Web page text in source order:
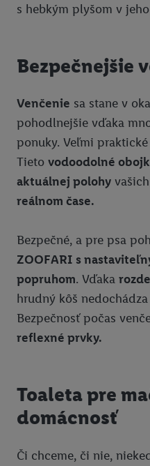
s hebkým plyšom v
Bezpečnejšie
Venčenie sa stane v
pohodlnejšie vďaka
ponuky. Veľmi
Tieto vodoodolné
aktuálnej polohy
reálnom čase.
Bezpečné, a pre psa
ZOOFARI s
popruhom. Vďaka
hrudný kôš
Bezpečnosť počas
reflexné prvky.
Toaleta pre
domácnosť
Či chceme, či nie,